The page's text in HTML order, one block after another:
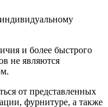
и более быстрого
не являются
от представленных
фурнитуре, а также